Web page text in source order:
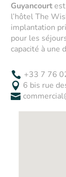
Guyancourt
l’hôtel The
implantation
pour les
capacité à une
 +33 7 76
 6 bis rue
